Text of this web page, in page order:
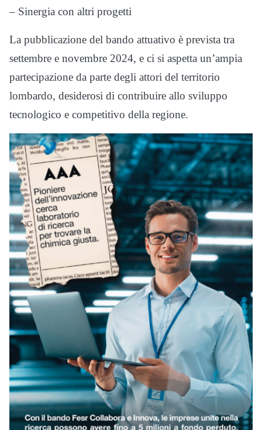
– Sinergia con altri progetti
La pubblicazione del bando attuativo è prevista tra
settembre e novembre 2024, e ci si aspetta un’ampia
partecipazione da parte degli attori del territorio
lombardo, desiderosi di contribuire allo sviluppo
tecnologico e competitivo della regione.